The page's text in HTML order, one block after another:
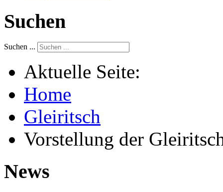
Suchen
Suchen ...
Aktuelle Seite:
Home
Gleiritsch
Vorstellung der
News